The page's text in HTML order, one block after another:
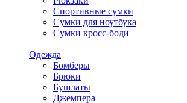
Спортивные сумки
Сумки для ноутбука
Сумки кросс-боди
Одежда
Бомберы
Брюки
Бушлаты
Джемпера